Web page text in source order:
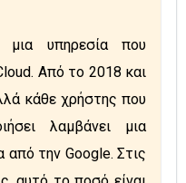
μια υπηρεσία που
Από το 2018 και
κάθε χρήστης που
λαμβάνει μια
την Google. Στις